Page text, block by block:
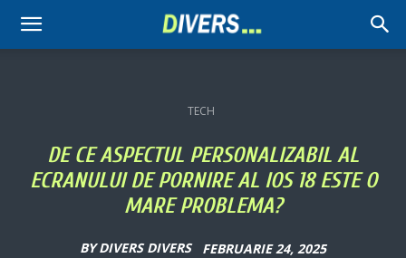
Divers
TECH
DE CE ASPECTUL PERSONALIZABIL AL
ECRANULUI DE PORNIRE AL IOS 18 ESTE O
MARE PROBLEMA?
BY DIVERS DIVERS FEBRUARIE 24, 2025